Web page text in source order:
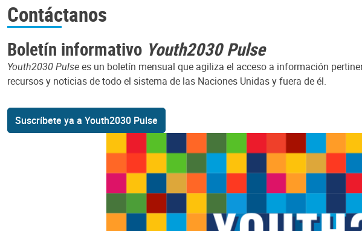
Contáctanos
Boletín informativo Youth2030 Pulse
Youth2030 Pulsees un boletín mensual que agiliza el acceso a información
recursos y noticias de todo el sistema de las Naciones Unidas y fuera de él.
Suscríbete ya a Youth2030 Pulse